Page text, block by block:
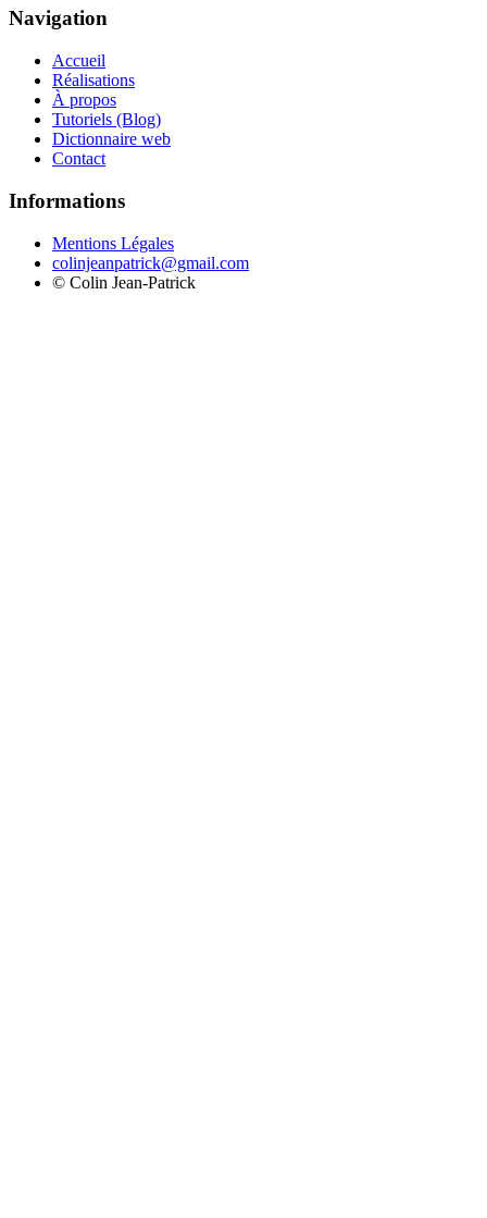
Navigation
Accueil
Réalisations
À propos
Tutoriels (Blog)
Dictionnaire web
Contact
Informations
Mentions Légales
colinjeanpatrick@gmail.com
© Colin Jean-Patrick